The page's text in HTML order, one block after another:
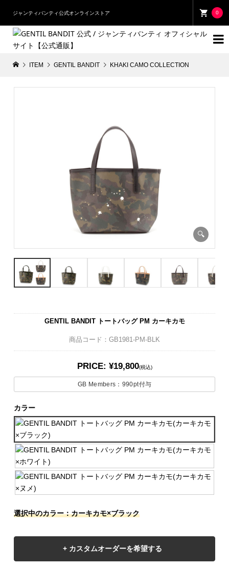
ジャンティバンティ公式オンラインストア 0

ITEM GENTIL BANDIT KHAKI CAMO COLLECTION
GENTIL BANDIT トートバッグ PM カーキカモ
商品コード：GB1981-PM-BLK
PRICE: ¥19,800(税込)
GB Members： 990pt付与
カラー
選択中のカラー：カーキカモ×ブラック